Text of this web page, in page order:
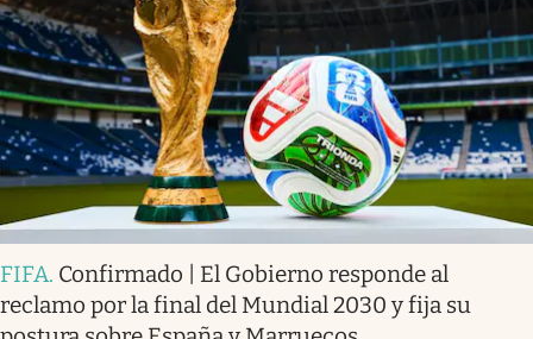
FIFA. Confirmado | El Gobierno responde al
reclamo por la final del Mundial 2030 y fija su